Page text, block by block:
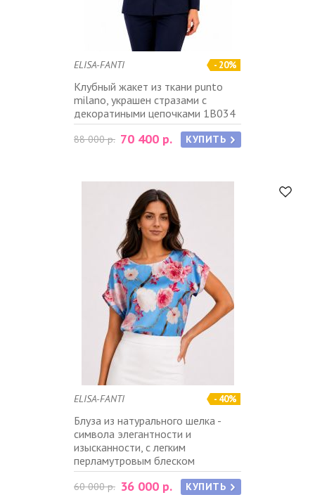
- 20%
ELISA-FANTI
Клубный жакет из ткани punto
milano, украшен стразами с
декоратиными цепочками 1B034
88 000 р. 70 400 р. КУПИТЬ
- 40%
ELISA-FANTI
Блуза из натурального шелка -
символа элегантности и
изысканности, с легким
перламутровым блеском
60 000 р. 36 000 р. КУПИТЬ